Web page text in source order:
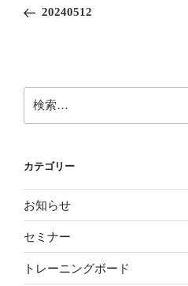
ナ
ー
シ
の
20240512
索:
カテゴリー
お知らせ
セミナー
トレーニングボード